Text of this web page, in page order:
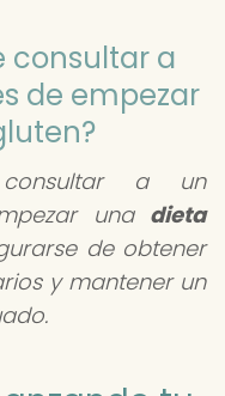
consultar a
de empezar
a un
una dieta
de obtener
y mantener un